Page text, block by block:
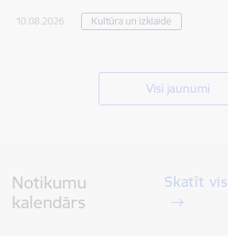
10.08.2026. Kultūra un izklaide
Visi jaunumi
Notikumu
kalendārs
Skatīt